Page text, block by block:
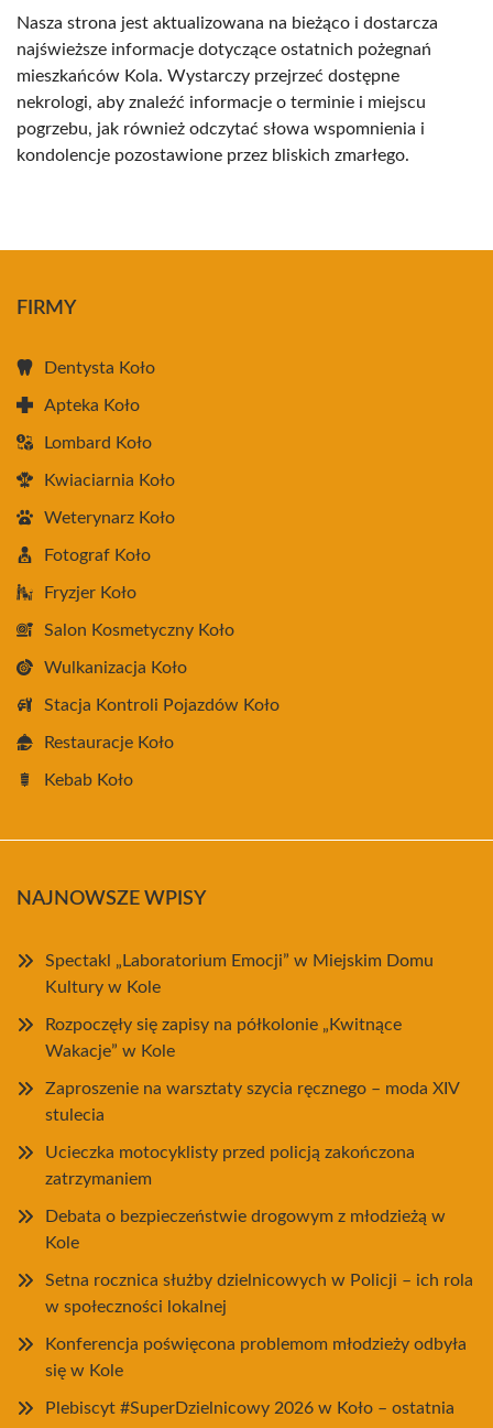
Nasza strona jest aktualizowana na bieżąco i dostarcza
najświeższe informacje dotyczące ostatnich pożegnań
mieszkańców Kola. Wystarczy przejrzeć dostępne
nekrologi, aby znaleźć informacje o terminie i miejscu
pogrzebu, jak również odczytać słowa wspomnienia i
kondolencje pozostawione przez bliskich zmarłego.
FIRMY
Dentysta Koło
Apteka Koło
Lombard Koło
Kwiaciarnia Koło
Weterynarz Koło
Fotograf Koło
Fryzjer Koło
Salon Kosmetyczny Koło
Wulkanizacja Koło
Stacja Kontroli Pojazdów Koło
Restauracje Koło
Kebab Koło
NAJNOWSZE WPISY
Spectakl „Laboratorium Emocji” w Miejskim Domu
Kultury w Kole
Rozpoczęły się zapisy na półkolonie „Kwitnące
Wakacje” w Kole
Zaproszenie na warsztaty szycia ręcznego – moda XIV
stulecia
Ucieczka motocyklisty przed policją zakończona
zatrzymaniem
Debata o bezpieczeństwie drogowym z młodzieżą w
Kole
Setna rocznica służby dzielnicowych w Policji – ich rola
w społeczności lokalnej
Konferencja poświęcona problemom młodzieży odbyła
się w Kole
Plebiscyt #SuperDzielnicowy 2026 w Koło – ostatnia